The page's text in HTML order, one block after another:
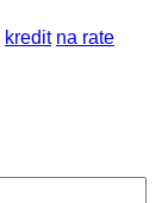
kredit na rate